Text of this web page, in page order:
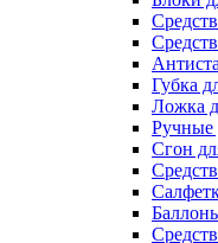
Губка
Ложка
Ручные
Сгон